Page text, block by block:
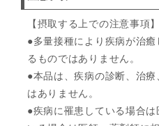
【摂取する上での注意事項】
●多量接種により疾病が治
るものではありません。
●本品は、疾病の診断、治
はありません。
●疾病に罹患している場合